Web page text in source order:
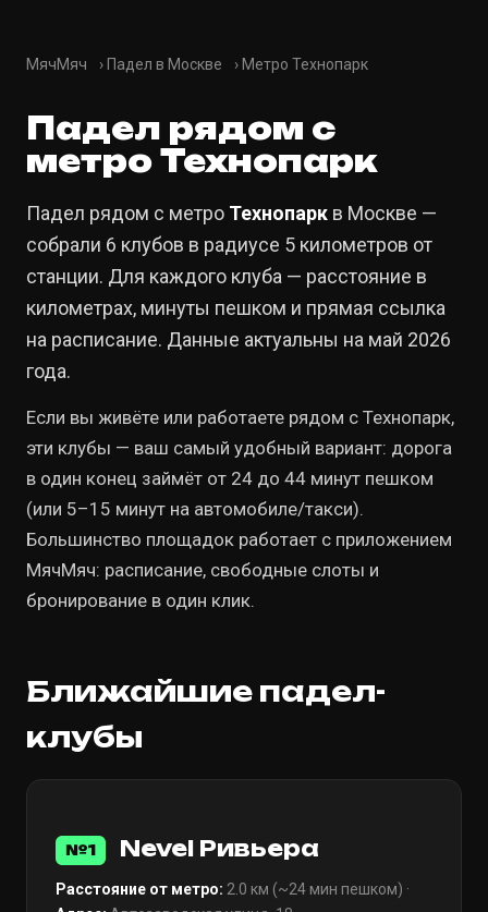
МячМяч › Падел в Москве › Метро Технопарк
Падел рядом с
метро Технопарк
Падел рядом с метро Технопарк в Москве —
собрали 6 клубов в радиусе 5 километров от
станции. Для каждого клуба — расстояние в
километрах, минуты пешком и прямая ссылка
на расписание. Данные актуальны на май 2026
года.
Если вы живёте или работаете рядом с Технопарк,
эти клубы — ваш самый удобный вариант: дорога
в один конец займёт от 24 до 44 минут пешком
(или 5–15 минут на автомобиле/такси).
Большинство площадок работает с приложением
МячМяч: расписание, свободные слоты и
бронирование в один клик.
Ближайшие падел-
клубы
№1 Nevel Ривьера
Расстояние от метро: 2.0 км (~24 мин пешком) ·